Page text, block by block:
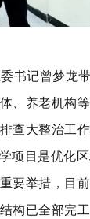
书记曾梦龙
、养老机构
查大整治工
项目是优化
要举措，目
构已全部完